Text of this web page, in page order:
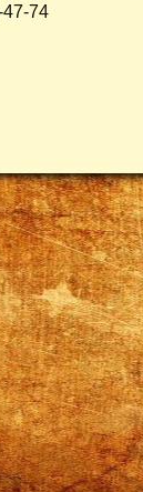
47-74